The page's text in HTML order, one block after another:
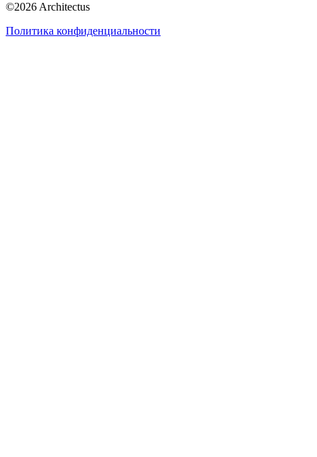
©2026 Architectus
Политика конфиденциальности